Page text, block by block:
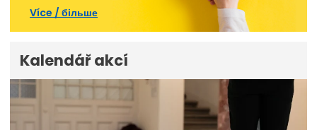
Více / більше
Kalendář akcí